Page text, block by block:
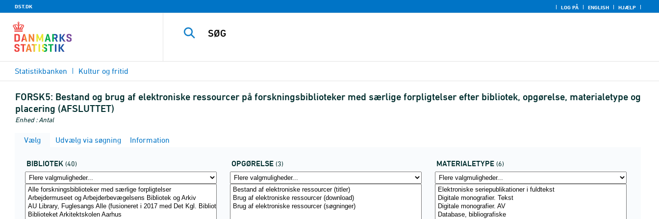
DST.DK LOG PÅ ENGLISH HJÆLP
Statistikbanken Kultur og fritid
FORSK5: Bestand og brug af elektroniske ressourcer på forskningsbiblioteker med særlige forpligtelser efter bibliotek, opgørelse, materialetype og
placering (AFSLUTTET)
Enhed : Antal
Vælg Udvælg via søgning Information
BIBLIOTEK (40) OPGØRELSE (3) MATERIALETYPE (6)